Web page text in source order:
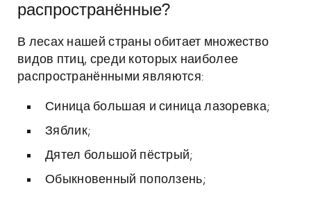
распространённые?
В лесах нашей страны обитает множество
видов птиц, среди которых наиболее
распространёнными являются:
Синица большая и синица лазоревка;
Зяблик;
Дятел большой пёстрый;
Обыкновенный поползень;